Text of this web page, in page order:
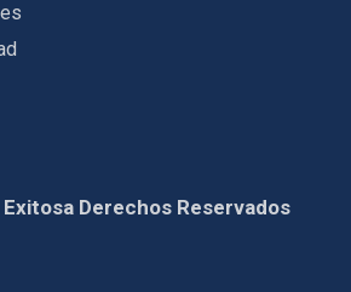
Derechos Reservados